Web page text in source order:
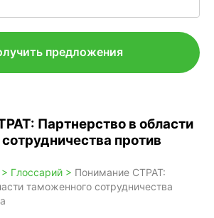
предложения
Партнерство в области
против
Глоссарий > Понимание CTPAT:
таможенного сотрудничества